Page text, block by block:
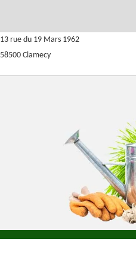
13 rue du 19 Mars 1962
58500 Clamecy